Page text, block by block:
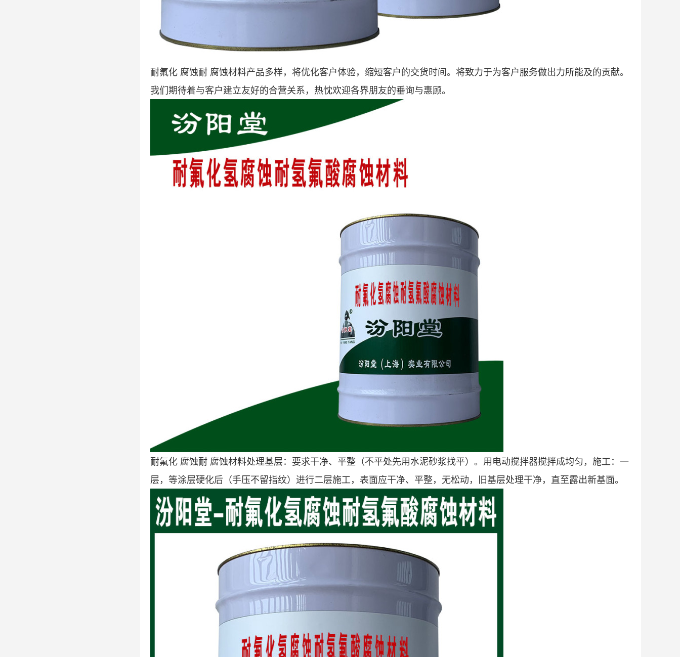
耐氟化 腐蚀耐 腐蚀材料产品多样，将优化客户体验，缩短客户的交货时间。将致力于为客户服务做出力所能及的贡献。
我们期待着与客户建立友好的合营关系，热忱欢迎各界朋友的垂询与惠顾。
耐氟化 腐蚀耐 腐蚀材料处理基层：要求干净、平整（不平处先用水泥砂浆找平）。用电动搅拌器搅拌成均匀，施工：一
层，等涂层硬化后（手压不留指纹）进行二层施工，表面应干净、平整，无松动，旧基层处理干净，直至露出新基面。